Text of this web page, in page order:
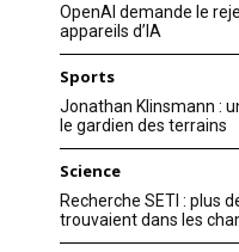
OpenAI demande le
appareils d’IA
Sports
Jonathan Klinsmann :
le gardien des terrains
Science
Recherche SETI : plus
trouvaient dans les